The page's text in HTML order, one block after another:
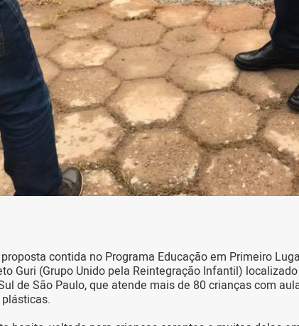
contida no Programa Educação em Primeiro
Guri (Grupo Unido pela Reintegração Infantil)
de São Paulo, que atende mais de 80 crianças com